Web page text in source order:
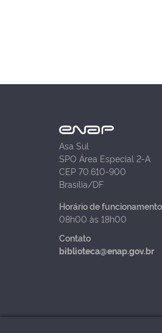
Asa Sul
SPO Área Especial 2-A
CEP 70.610-900
Brasília/DF
Horário de funcionamento
08h00 às 18h00
Contato
biblioteca@enap.gov.br